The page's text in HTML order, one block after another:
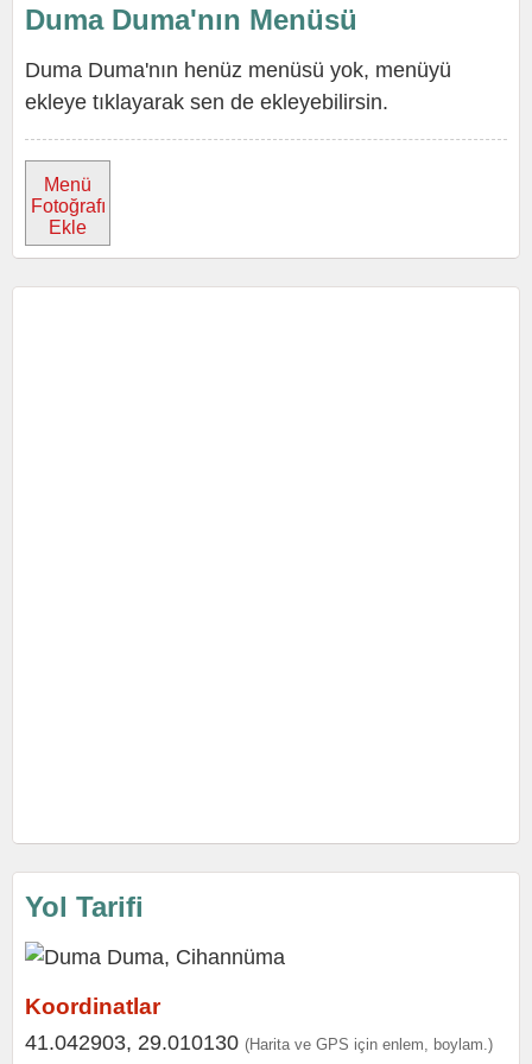
Duma Duma'nın Menüsü
Duma Duma'nın henüz menüsü yok, menüyü
ekleye tıklayarak sen de ekleyebilirsin.
Menü
Fotoğrafı
Ekle
Yol Tarifi
Koordinatlar
41.042903, 29.010130 (Harita ve GPS için enlem, boylam.)